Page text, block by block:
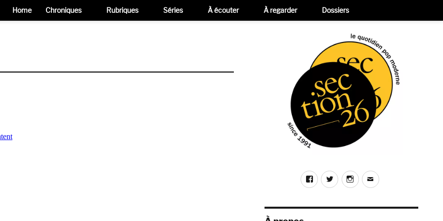
FacebookTwitterInstagram
E-
Home Chroniques Rubriques Séries À écouter À regarder Dossiers